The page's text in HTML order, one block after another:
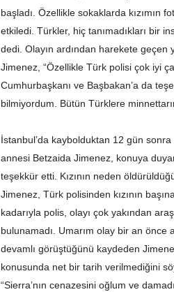
başladı. Özellikle sokaklarda kızımın
etkiledi. Türkler, hiç tanımadıkları bir
dedi. Olayın ardından harekete
Jimenez, “Özellikle Türk polisi çok iyi
Cumhurbaşkanı ve Başbakan’a da
bilmiyordum. Bütün Türklere
İstanbul’da kaybolduktan 12 gün sonra
annesi Betzaida Jimenez, konuya
teşekkür etti. Kızının neden
Jimenez, Türk polisinden kızının
kadarıyla polis, olayı çok yakından
bulunamadı. Umarım olay bir an önce
devamlı görüştüğünü kaydeden
konusunda net bir tarih verilmediğini
“Sierra’nın cenazesini oğlum ve